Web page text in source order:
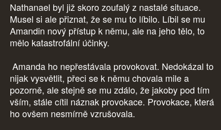
Nathanael byl již skoro zoufalý z nastalé situace.
Musel si ale přiznat, že se mu to líbilo. Líbil se mu
Amandin nový přístup k němu, ale na jeho tělo, to
mělo katastrofální účinky.
Amanda ho nepřestávala provokovat. Nedokázal to
nijak vysvětlit, přeci se k němu chovala mile a
pozorně, ale stejně se mu zdálo, že jakoby pod tím
vším, stále cítil náznak provokace. Provokace, která
ho ovšem nesmírně vzrušovala.